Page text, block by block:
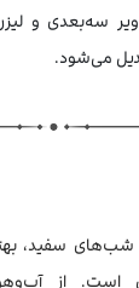
سه‌بعدی و
می‌شود.
سفید،
است. از